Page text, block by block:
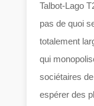
Talbot-Lago
pas de quoi
totalement
qui
sociétaires
espérer des